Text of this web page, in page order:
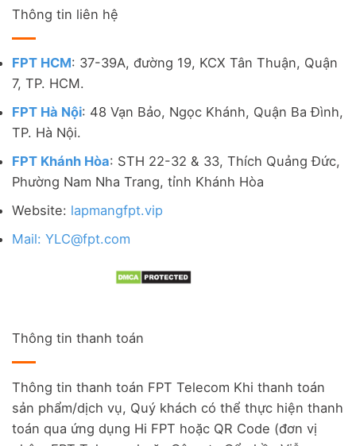
Thông tin liên hệ
FPT HCM: 37-39A, đường 19, KCX Tân Thuận, Quận
7, TP. HCM.
FPT Hà Nội: 48 Vạn Bảo, Ngọc Khánh, Quận Ba Đình,
TP. Hà Nội.
FPT Khánh Hòa: STH 22-32 & 33, Thích Quảng Đức,
Phường Nam Nha Trang, tỉnh Khánh Hòa
Website: lapmangfpt.vip
Mail: YLC@fpt.com
Thông tin thanh toán
Thông tin thanh toán FPT Telecom Khi thanh toán
sản phẩm/dịch vụ, Quý khách có thể thực hiện thanh
toán qua ứng dụng Hi FPT hoặc QR Code (đơn vị